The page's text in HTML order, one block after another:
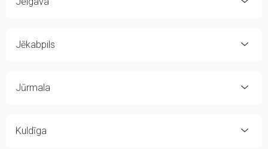
Jēkabpils
Jūrmala
Kuldīga